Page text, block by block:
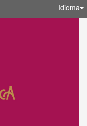
Idioma